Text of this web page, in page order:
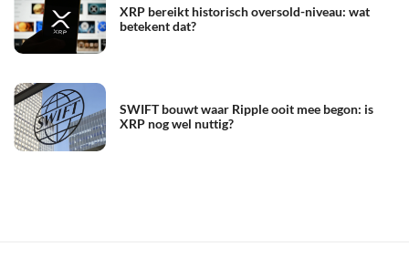
XRP bereikt historisch oversold-niveau: wat
betekent dat?
SWIFT bouwt waar Ripple ooit mee begon: is
XRP nog wel nuttig?